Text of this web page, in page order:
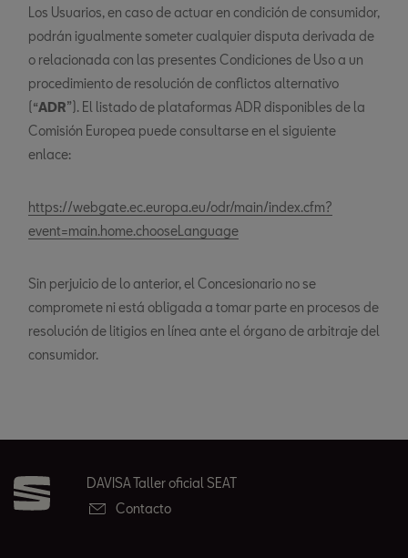
Los Usuarios, en caso de actuar en condición de consumidor,
podrán igualmente someter cualquier disputa derivada de
o relacionada con las presentes Condiciones de Uso a un
procedimiento de resolución de conflictos alternativo
(“ADR”). El listado de plataformas ADR disponibles de la
Comisión Europea puede consultarse en el siguiente
enlace:
https://webgate.ec.europa.eu/odr/main/index.cfm?
event=main.home.chooseLanguage
Sin perjuicio de lo anterior, el Concesionario no se
compromete ni está obligada a tomar parte en procesos de
resolución de litigios en línea ante el órgano de arbitraje del
consumidor.
DAVISA Taller oficial SEAT
Contacto